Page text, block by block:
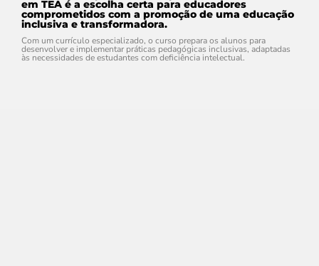
em TEA é a escolha certa para educadores
comprometidos com a promoção de uma educação
inclusiva e transformadora.
Com um currículo especializado, o curso prepara os alunos para
desenvolver e implementar práticas pedagógicas inclusivas, adaptadas
às necessidades de estudantes com deficiência intelectual.